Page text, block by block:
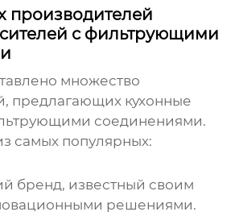
производителей
с фильтрующими
множество
предлагающих кухонные
соединениями.
самых популярных:
бренд, известный своим
решениями.